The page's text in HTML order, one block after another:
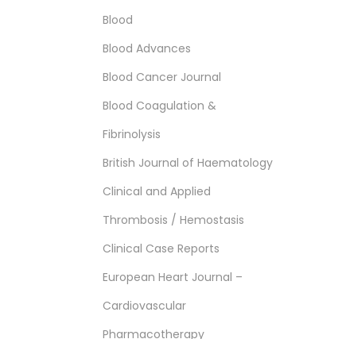
Blood
Blood Advances
Blood Cancer Journal
Blood Coagulation &
Fibrinolysis
British Journal of Haematology
Clinical and Applied
Thrombosis / Hemostasis
Clinical Case Reports
European Heart Journal –
Cardiovascular
Pharmacotherapy